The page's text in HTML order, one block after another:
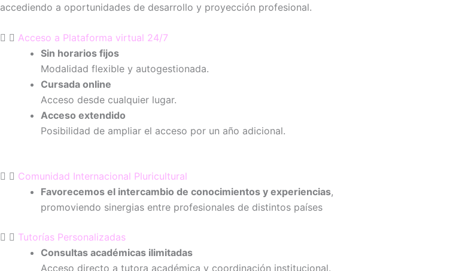
accediendo a oportunidades de desarrollo y proyección profesional.
Acceso a Plataforma virtual 24/7
Sin horarios fijos
Modalidad flexible y autogestionada.
Cursada online
Acceso desde cualquier lugar.
Acceso extendido
Posibilidad de ampliar el acceso por un año adicional.
Comunidad Internacional Pluricultural
Favorecemos el intercambio de conocimientos y experiencias,
promoviendo sinergias entre profesionales de distintos países
Tutorías Personalizadas
Consultas académicas ilimitadas
Acceso directo a tutora académica y coordinación institucional.